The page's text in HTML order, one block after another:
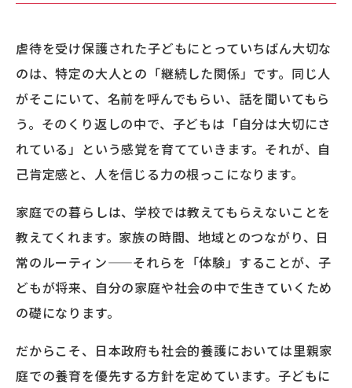
虐待を受け保護された子どもにとっていちばん大切な
のは、特定の大人との「継続した関係」です。同じ人
がそこにいて、名前を呼んでもらい、話を聞いてもら
う。そのくり返しの中で、子どもは「自分は大切にさ
れている」という感覚を育てていきます。それが、自
己肯定感と、人を信じる力の根っこになります。
家庭での暮らしは、学校では教えてもらえないことを
教えてくれます。家族の時間、地域とのつながり、日
常のルーティン——それらを「体験」することが、子
どもが将来、自分の家庭や社会の中で生きていくため
の礎になります。
だからこそ、日本政府も社会的養護においては里親家
庭での養育を優先する方針を定めています。子どもに